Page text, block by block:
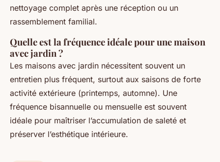
nettoyage complet après une réception ou un
rassemblement familial.
Quelle est la fréquence idéale pour une maison
avec jardin ?
Les maisons avec jardin nécessitent souvent un
entretien plus fréquent, surtout aux saisons de forte
activité extérieure (printemps, automne). Une
fréquence bisannuelle ou mensuelle est souvent
idéale pour maîtriser l’accumulation de saleté et
préserver l’esthétique intérieure.